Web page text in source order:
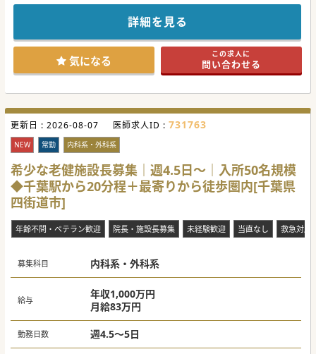
東京23区人気私鉄沿線沿いに構える、歴史ある総合病院で
現在は大手グループ系列にも名を連ね、地域の医療を支えて
います。
ベテランドクターから若手ドクター、子育て中ドクターなど
ご活躍中です。
これまでのご経験を活かし腕を振るいたい方、是非ご応募く
ださい。
詳細を見る
気になる この求人に
問い合わせる
更新日 : 2026-08-07 医師求人ID : 731763
NEW 常勤 内科系・外科系
希少な老健施設長募集｜週4.5日～｜入所50名規模
◆千葉駅から20分程＋最寄りから徒歩圏内[千葉県
四街道市]
年齢不問・ベテラン歓迎 院長・施設長募集 未経験歓迎 当直なし 救急対応
募集科目 内科系・外科系
給与
年収1,000万円
月給83万円
勤務日数 週4.5～5日